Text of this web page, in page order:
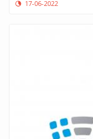
17-06-2022